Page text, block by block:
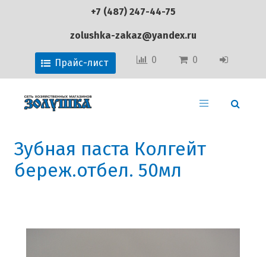
+7 (487) 247-44-75
zolushka-zakaz@yandex.ru
Прайс-лист 0 0
Зубная паста Колгейт
береж.отбел. 50мл